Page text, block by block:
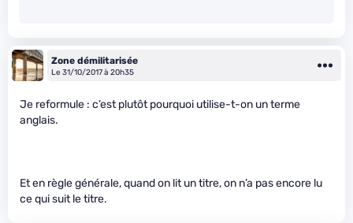
Zone démilitarisée
Le 31/10/2017 à 20h35
Je reformule : c’est plutôt pourquoi utilise-t-on un terme
anglais.
Et en règle générale, quand on lit un titre, on n’a pas encore lu
ce qui suit le titre.